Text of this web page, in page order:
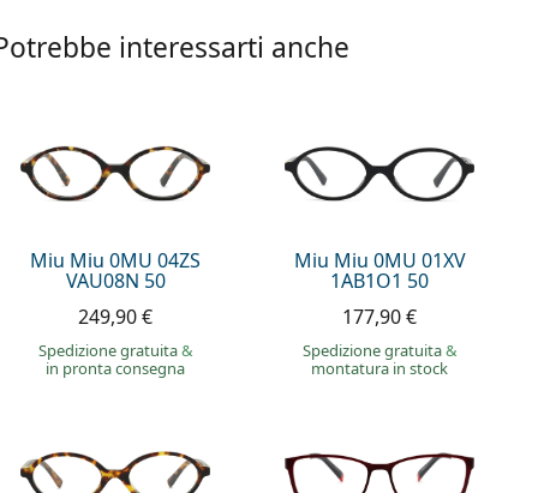
interessarti anche
Miu Miu 0MU 04ZS
VAU08N 50
249,90 €
Spedizione gratuita&
in pronta consegna
Miu Miu 0MU 01XV
1AB1O1 50
177,90 €
Spedizione gratuita&
montatura in stock